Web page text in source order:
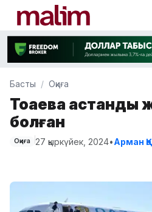
Басты Оқиға
Тоқаевқа қастандық
болған
Оқиға 27 қыркүйек, 2024•Арман